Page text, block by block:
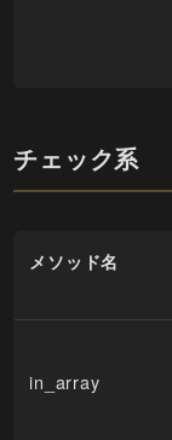
チェック系
メソッド名
in_array